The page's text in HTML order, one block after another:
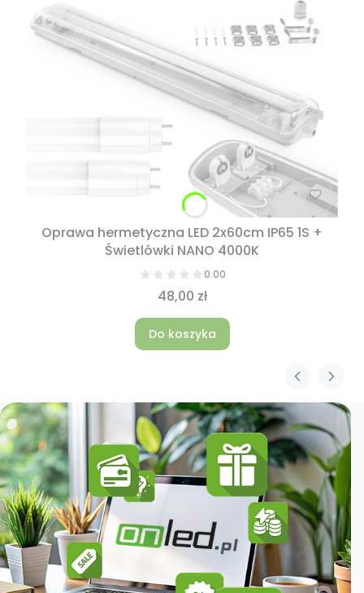
Oprawa hermetyczna LED 2x60cm IP65 1S +
Świetlówki NANO 4000K
0.00
48,00 zł
Do koszyka